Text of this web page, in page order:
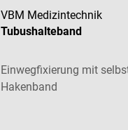
VBM Medizintechnik
Tubushalteband
Einwegfixierung mit
Hakenband